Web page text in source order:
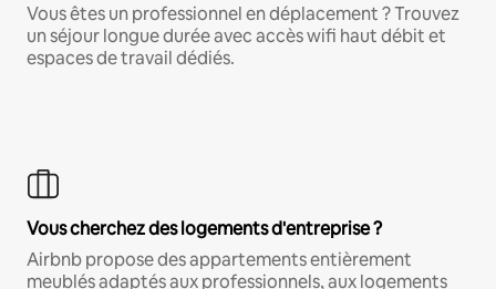
Vous êtes un professionnel en déplacement ? Trouvez
un séjour longue durée avec accès wifi haut débit et
espaces de travail dédiés.
Vous cherchez des logements d'entreprise ?
Airbnb propose des appartements entièrement
meublés adaptés aux professionnels, aux logements